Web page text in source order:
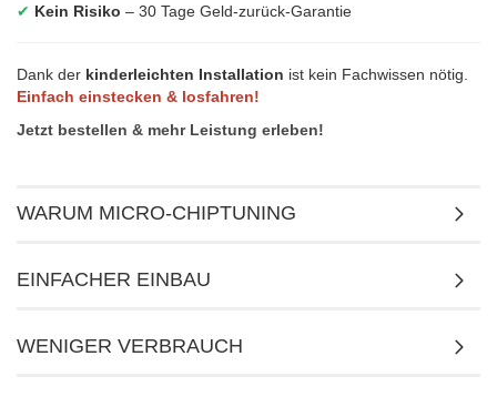
✔ Kein Risiko – 30 Tage Geld-zurück-Garantie
Dank der kinderleichten Installation ist kein Fachwissen nötig.
Einfach einstecken & losfahren!
Jetzt bestellen & mehr Leistung erleben!
WARUM MICRO-CHIPTUNING
EINFACHER EINBAU
WENIGER VERBRAUCH